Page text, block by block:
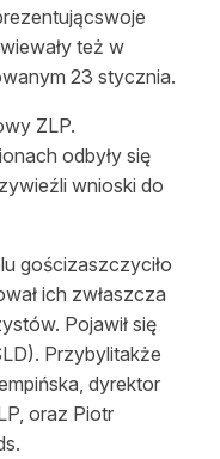
też w
23 stycznia.
ZLP.
odbyły się
wnioski do
gościzaszczyciło
ich zwłaszcza
Pojawił się
Przybylitakże
dyrektor
oraz Piotr